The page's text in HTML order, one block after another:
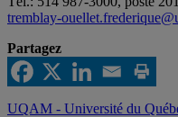
tremblay-
Partagez
UQAM - Université du